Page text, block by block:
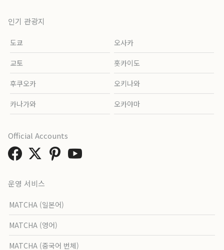
인기 관광지
도쿄 오사카
교토 홋카이도
후쿠오카 오키나와
카나가와 오카야마
운영 서비스
MATCHA (일본어)
MATCHA (영어)
MATCHA (중국어 번체)
Official Accounts